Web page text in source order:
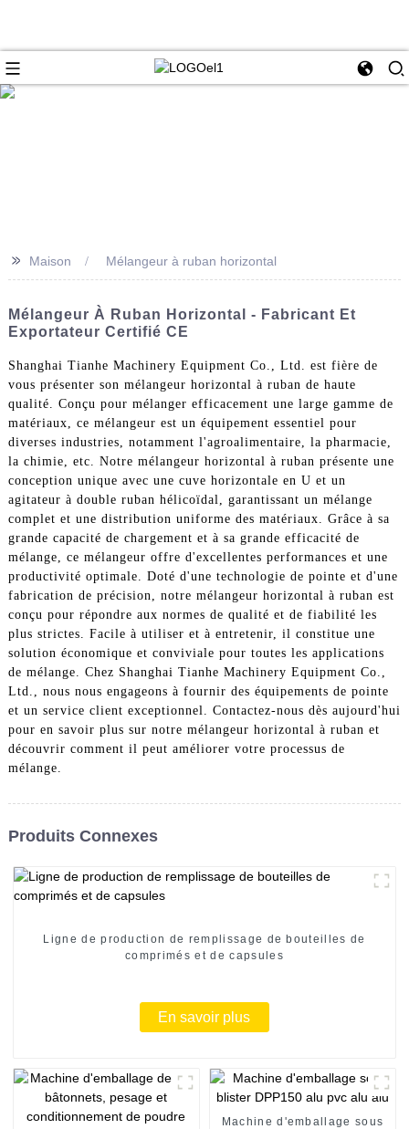
>> Maison Mélangeur à ruban horizontal
Mélangeur À Ruban Horizontal - Fabricant Et
Exportateur Certifié CE
Shanghai Tianhe Machinery Equipment Co., Ltd. est fière de
vous présenter son mélangeur horizontal à ruban de haute
qualité. Conçu pour mélanger efficacement une large gamme de
matériaux, ce mélangeur est un équipement essentiel pour
diverses industries, notamment l'agroalimentaire, la pharmacie,
la chimie, etc. Notre mélangeur horizontal à ruban présente une
conception unique avec une cuve horizontale en U et un
agitateur à double ruban hélicoïdal, garantissant un mélange
complet et une distribution uniforme des matériaux. Grâce à sa
grande capacité de chargement et à sa grande efficacité de
mélange, ce mélangeur offre d'excellentes performances et une
productivité optimale. Doté d'une technologie de pointe et d'une
fabrication de précision, notre mélangeur horizontal à ruban est
conçu pour répondre aux normes de qualité et de fiabilité les
plus strictes. Facile à utiliser et à entretenir, il constitue une
solution économique et conviviale pour toutes les applications
de mélange. Chez Shanghai Tianhe Machinery Equipment Co.,
Ltd., nous nous engageons à fournir des équipements de pointe
et un service client exceptionnel. Contactez-nous dès aujourd'hui
pour en savoir plus sur notre mélangeur horizontal à ruban et
découvrir comment il peut améliorer votre processus de
mélange.
Produits Connexes
Ligne de production de remplissage de bouteilles de
comprimés et de capsules
En savoir plus
Machine d'emballage sous